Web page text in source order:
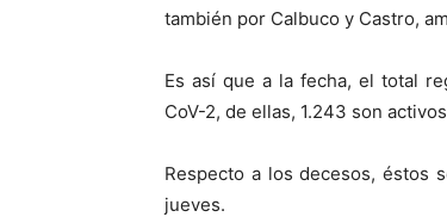
también por Calbuco y Castro,
Es así que a la fecha, el total
CoV-2, de ellas, 1.243 son
Respecto a los decesos, éstos
jueves.